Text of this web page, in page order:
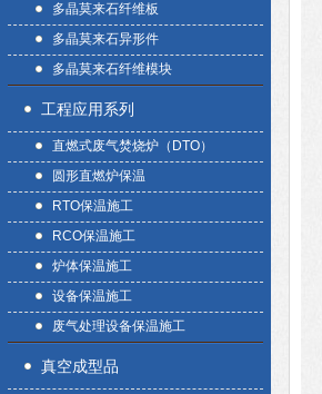
多晶莫来石纤维板
多晶莫来石异形件
多晶莫来石纤维模块
工程应用系列
直燃式废气焚烧炉（DTO）
圆形直燃炉保温
RTO保温施工
RCO保温施工
炉体保温施工
设备保温施工
废气处理设备保温施工
真空成型品